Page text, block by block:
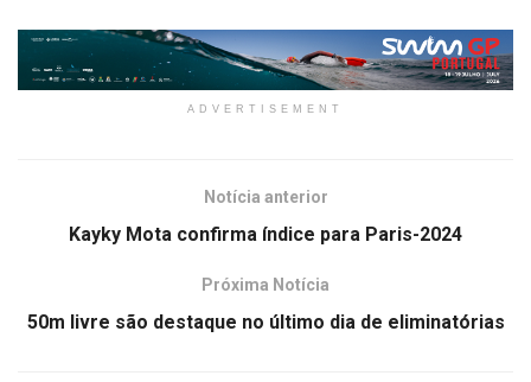
ADVERTISEMENT
Notícia anterior
Kayky Mota confirma índice para Paris-2024
Próxima Notícia
50m livre são destaque no último dia de eliminatórias